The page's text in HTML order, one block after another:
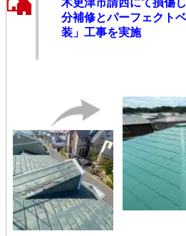
木更津市請西にて損傷
分補修とパーフェクト
装」工事を実施